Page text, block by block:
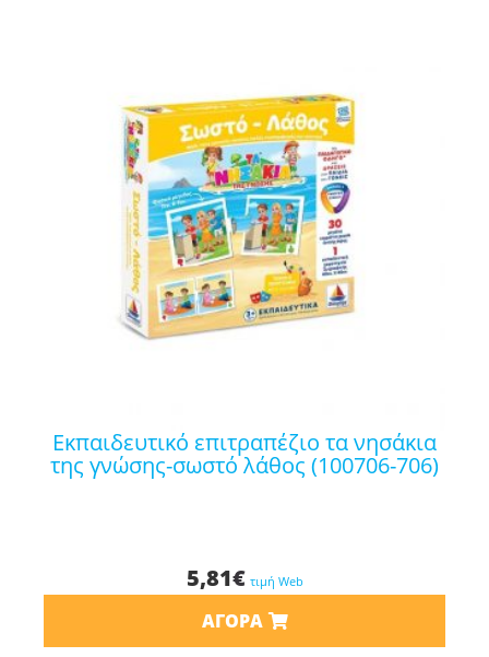
εκπαιδευτικό επιτραπέζιο τα νησάκια
της γνώσης-σωστό λάθος (100706-706)
5,81€ τιμή Web
ΑΓΟΡΆ